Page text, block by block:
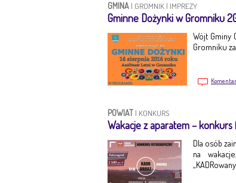
GMINA | GROMNIK | IMPREZY
Gminne Dożynki w Gromniku
Wójt Gminy
Gromniku
POWIAT | KONKURS
Wakacje z aparatem –
Dla osób
na